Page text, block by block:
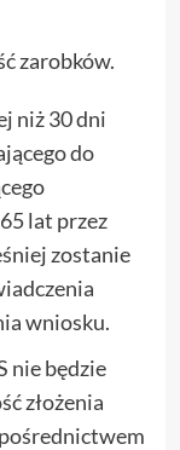
zarobków.
niż 30 dni
do
lat przez
zostanie
wniosku.
nie będzie
złożenia